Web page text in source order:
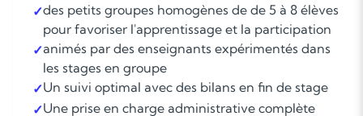
✓des petits groupes homogènes de de 5 à 8 élèves
pour favoriser l'apprentissage et la participation
✓animés par des enseignants expérimentés dans
les stages en groupe
✓Un suivi optimal avec des bilans en fin de stage
✓Une prise en charge administrative complète